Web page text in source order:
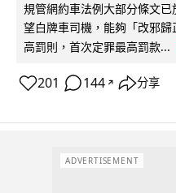
規管網約車法例大部分條文
望白牌車司機，能夠「改邪
高罰則，首次定罪最高罰款...
201 144 ↗ 分享
ADVERTISEMENT